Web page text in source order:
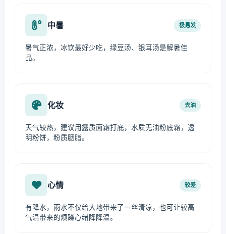
中暑 极易发
暑气正浓，冰饮最好少吃，绿豆汤、银耳汤是解暑佳
品。
化妆 去油
天气较热，建议用露质面霜打底，水质无油粉底霜，透
明粉饼，粉质胭脂。
心情 较差
有降水，雨水不仅给大地带来了一丝清凉，也可让较高
气温带来的烦躁心绪降降温。